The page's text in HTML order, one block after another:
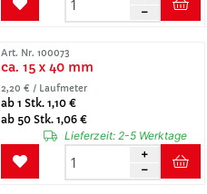
Art. Nr. 100073
ca. 15 x 40 mm
2,20 € / Laufmeter
ab 1 Stk. 1,10 €
ab 50 Stk. 1,06 €
Lieferzeit: 2-5 Werktage